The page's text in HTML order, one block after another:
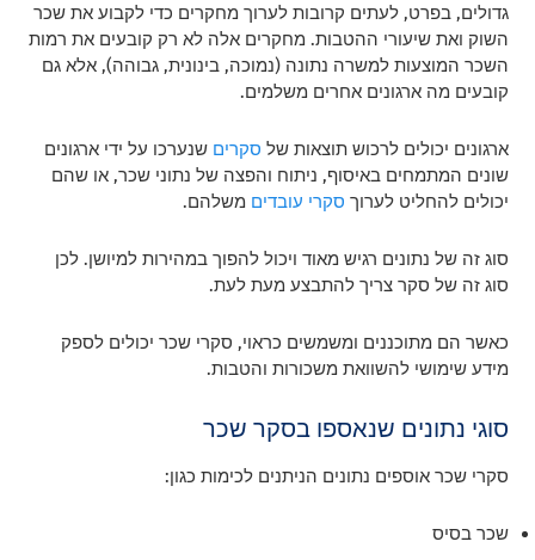
גדולים, בפרט, לעתים קרובות לערוך מחקרים כדי לקבוע את שכר
השוק ואת שיעורי ההטבות. מחקרים אלה לא רק קובעים את רמות
השכר המוצעות למשרה נתונה (נמוכה, בינונית, גבוהה), אלא גם
קובעים מה ארגונים אחרים משלמים.
ארגונים יכולים לרכוש תוצאות של סקרים שנערכו על ידי ארגונים
שונים המתמחים באיסוף, ניתוח והפצה של נתוני שכר, או שהם
יכולים להחליט לערוך סקרי עובדים משלהם.
סוג זה של נתונים רגיש מאוד ויכול להפוך במהירות למיושן. לכן
סוג זה של סקר צריך להתבצע מעת לעת.
כאשר הם מתוכננים ומשמשים כראוי, סקרי שכר יכולים לספק
מידע שימושי להשוואת משכורות והטבות.
סוגי נתונים שנאספו בסקר שכר
סקרי שכר אוספים נתונים הניתנים לכימות כגון:
שכר בסיס